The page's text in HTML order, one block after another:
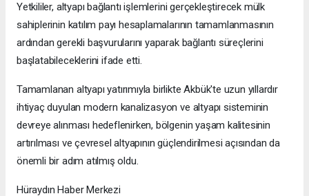
Yetkililer, altyapı bağlantı işlemlerini gerçekleştirecek mülk
sahiplerinin katılım payı hesaplamalarının tamamlanmasının
ardından gerekli başvurularını yaparak bağlantı süreçlerini
başlatabileceklerini ifade etti.
Tamamlanan altyapı yatırımıyla birlikte Akbük'te uzun yıllardır
ihtiyaç duyulan modern kanalizasyon ve altyapı sisteminin
devreye alınması hedeflenirken, bölgenin yaşam kalitesinin
artırılması ve çevresel altyapının güçlendirilmesi açısından da
önemli bir adım atılmış oldu.
Hüraydın Haber Merkezi